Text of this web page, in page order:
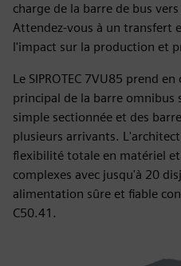
charge de la barre de bus
Attendez-vous à un transfert
l'impact sur la production et
Le SIPROTEC 7VU85 prend
principal de la barre omnibus
simple sectionnée et des
plusieurs arrivants.
flexibilité totale en matériel
complexes avec jusqu'à 20
alimentation sûre et fiable
C50.41.